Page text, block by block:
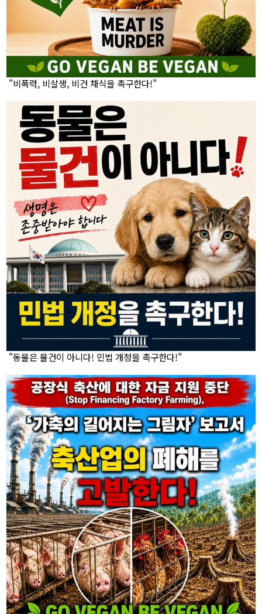
"비폭력, 비살생, 비건 채식을 촉구한다!"
"동물은 물건이 아니다! 민법 개정을 촉구한다!"